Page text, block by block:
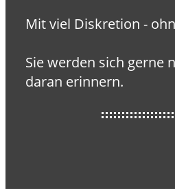
Mit viel Diskretion -
Sie werden sich gerne
daran erinnern.